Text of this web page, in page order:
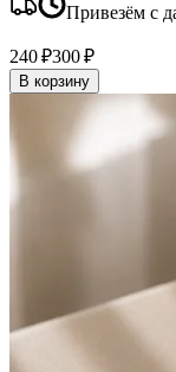
Привезём с
240 ₽300 ₽
В корзину